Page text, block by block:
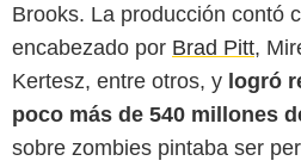
Brooks. La producción contó
encabezado por Brad Pitt,
Kertesz, entre otros, y logró
poco más de 540 millones
sobre zombies pintaba ser